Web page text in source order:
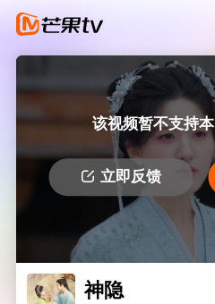
该视频暂不支持
立即反馈
神隐